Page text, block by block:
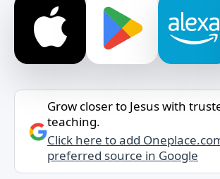
Grow closer to Jesus with
teaching.
Click here to add
preferred source in Google